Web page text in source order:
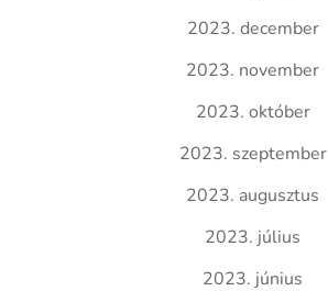
2023. december
2023. november
2023. október
2023. szeptember
2023. augusztus
2023. július
2023. június